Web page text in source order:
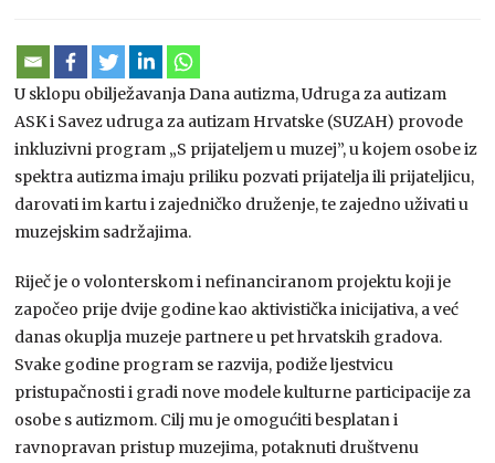
U sklopu obilježavanja Dana autizma, Udruga za autizam
ASK i Savez udruga za autizam Hrvatske (SUZAH) provode
inkluzivni program „S prijateljem u muzej”, u kojem osobe iz
spektra autizma imaju priliku pozvati prijatelja ili prijateljicu,
darovati im kartu i zajedničko druženje, te zajedno uživati u
muzejskim sadržajima.
Riječ je o volonterskom i nefinanciranom projektu koji je
započeo prije dvije godine kao aktivistička inicijativa, a već
danas okuplja muzeje partnere u pet hrvatskih gradova.
Svake godine program se razvija, podiže ljestvicu
pristupačnosti i gradi nove modele kulturne participacije za
osobe s autizmom. Cilj mu je omogućiti besplatan i
ravnopravan pristup muzejima, potaknuti društvenu